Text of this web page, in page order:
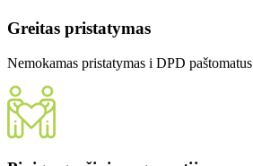
Greitas pristatymas
Nemokamas pristatymas i DPD paštomatus